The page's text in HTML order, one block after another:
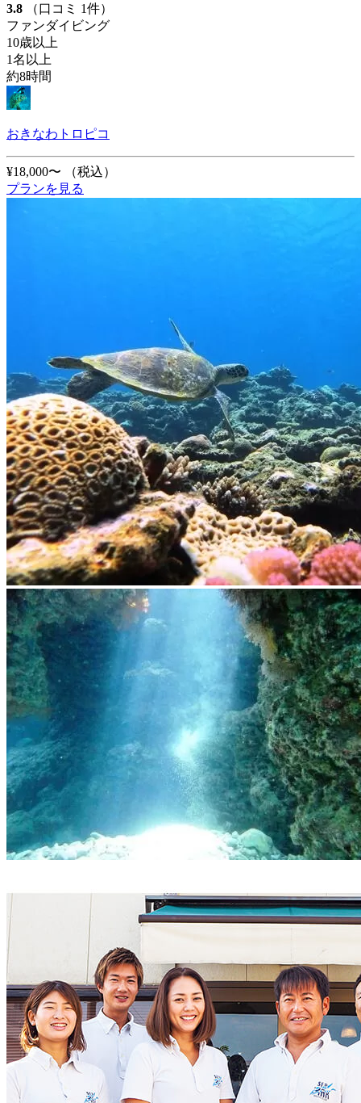
3.8
（口コミ 1件）
ファンダイビング
10歳以上
1名以上
約8時間
おきなわトロピコ
¥18,000〜
（税込）
プランを見る